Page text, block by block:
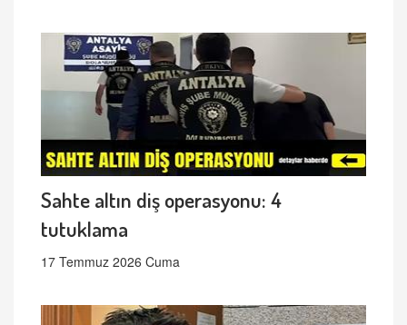
Sahte altın diş operasyonu: 4
tutuklama
17 Temmuz 2026 Cuma